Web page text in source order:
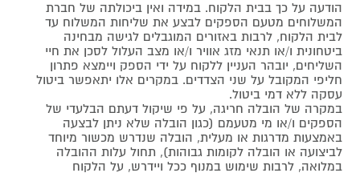
הודעה על כך בבית הלקוח. במידה ואין ביכולתה של חברת
המשלוחים מטעם הספקים לבצע את שליחות המשלוח עד
לבית הלקוח, לרבות באזורים המוגבלים לגישה מבחינה
ביטחונית ו/או תנאי מזג אוויר ו/או מצב העלול לסכן את חיי
השליחים, יובהר העניין ללקוח על ידי הספק ויימצא פתרון
חליפי המקובל על שני הצדדים. במקרים אלו יתאפשר ביטול
עסקה ללא דמי ביטול.
במקרה של הובלה חריגה, על פי שיקול דעתם הבלעדי של
הספקים ו/או מי מטעמם (כגון הובלה שלא ניתן לבצעה
באמצעות מדרגות או מעלית, הובלה שנדרש מכשור מיוחד
לביצועה או הובלה לקומות גבוהות), תחול עלות ההובלה
במלואה, לרבות שימוש במנוף ככל ויידרש, על הלקוח